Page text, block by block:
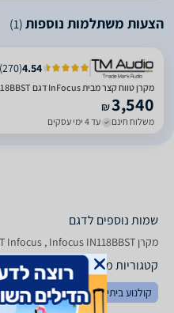
הצעות משתלמות נוספות(1)
4.54
(
270
)
מקרן טווח קצר מבית InFocus דגם IN118BBST
₪3,540
משלוח חינם עד 4 ימי עסקים
שמות נוספים לדגם
מקרן Infocus IN 118 BBST, IN118BBST Infocus , Infocus IN118BBST
קטגוריות משלימות
קולנוע ביתי טלויזיות מתקני